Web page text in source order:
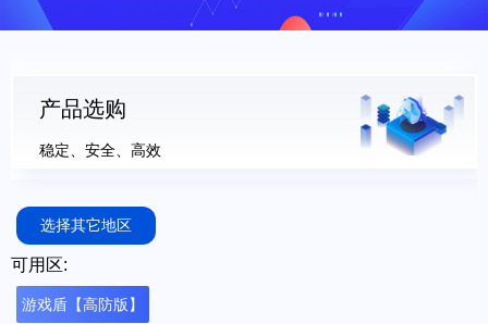
产品选购
稳定、安全、高效
选择其它地区
可用区:
游戏盾【高防版】